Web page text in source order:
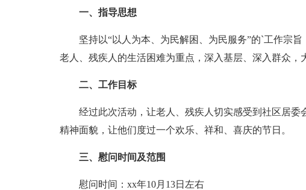
一、指导思想
坚持以“以人为本、为民解困、为民服务”的`工作宗
老人、残疾人的生活困难为重点，深入基层、深入群众，
二、工作目标
经过此次活动，让老人、残疾人切实感受到社区居
精神面貌，让他们度过一个欢乐、祥和、喜庆的节日。
三、慰问时间及范围
慰问时间：xx年10月13日左右